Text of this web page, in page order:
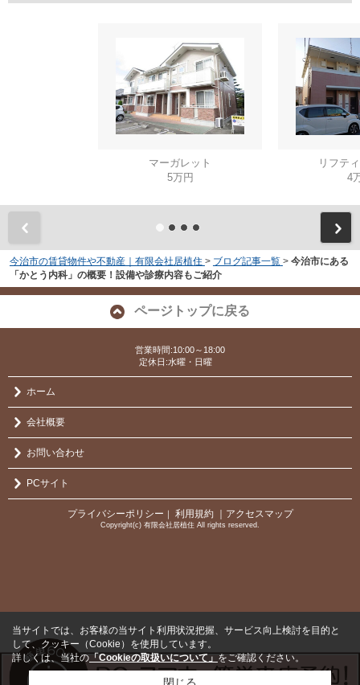
マーガレット
5万円
リフテ
4
今治市の賃貸物件や不動産｜有限会社居植住 > ブログ記事一覧 > 今治市にある
「かとう内科」の概要！設備や診療内容もご紹介
ページトップに戻る
営業時間:10:00～18:00
定休日:水曜・日曜
ホーム
会社概要
お問い合わせ
PCサイト
プライバシーポリシー 利用規約 ｜アクセスマップ
Copyright(c) 有限会社居植住 All rights reserved.
当サイトでは、お客様の当サイト利用状況把握、サービス向上検討を目的と
して、クッキー（Cookie）を使用しています。
詳しくは、当社の 「Cookieの取扱いについて」 をご確認ください。